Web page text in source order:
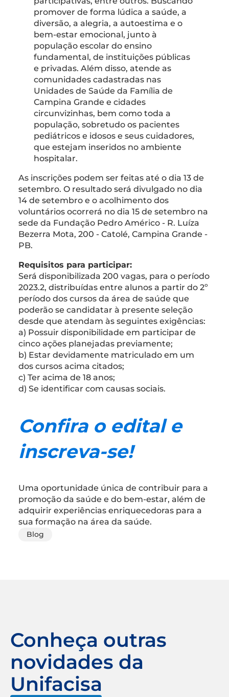
promover de forma lúdica a saúde, a
diversão, a alegria, a autoestima e o
bem-estar emocional, junto à
população escolar do ensino
fundamental, de instituições públicas
e privadas. Além disso, atende as
comunidades cadastradas nas
Unidades de Saúde da Família de
Campina Grande e cidades
circunvizinhas, bem como toda a
população, sobretudo os pacientes
pediátricos e idosos e seus cuidadores,
que estejam inseridos no ambiente
hospitalar.
As inscrições podem ser feitas até o dia 13 de
setembro. O resultado será divulgado no dia
14 de setembro e o acolhimento dos
voluntários ocorrerá no dia 15 de setembro na
sede da Fundação Pedro Américo - R. Luíza
Bezerra Mota, 200 - Catolé, Campina Grande -
PB.
Requisitos para participar:
Será disponibilizada 200 vagas, para o período
2023.2, distribuídas entre alunos a partir do 2º
período dos cursos da área de saúde que
poderão se candidatar à presente seleção
desde que atendam às seguintes exigências:
a) Possuir disponibilidade em participar de
cinco ações planejadas previamente;
b) Estar devidamente matriculado em um
dos cursos acima citados;
c) Ter acima de 18 anos;
d) Se identificar com causas sociais.
Confira o edital e
inscreva-se!
Uma oportunidade única de contribuir para a
promoção da saúde e do bem-estar, além de
adquirir experiências enriquecedoras para a
sua formação na área da saúde.
Blog
Conheça outras
novidades da
Unifacisa